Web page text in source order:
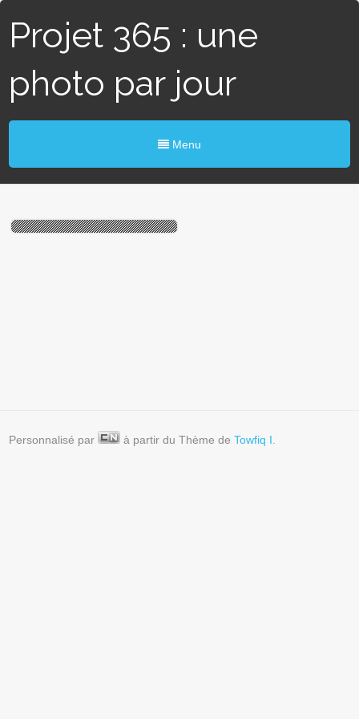
Projet 365 : une
photo par jour
Menu
Personnalisé par à partir du Thème deTowfiq I.